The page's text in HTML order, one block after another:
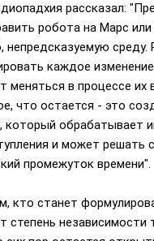
рассказал:
робота на Марс
непредсказуемую
каждое
меняться в процессе их
что остается - это
который обрабатывает
и может решать
промежуток времени".
кто станет
степень независимости